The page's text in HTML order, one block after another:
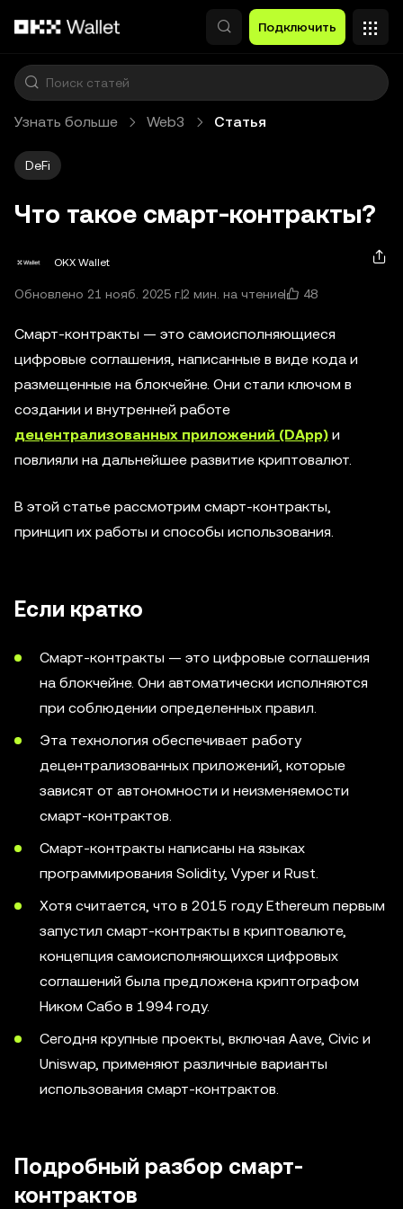
Подключить
Узнать больше Web3 Статья
DeFi
Что такое смарт-контракты?
OKX Wallet
Обновлено 21 нояб. 2025 г. 2 мин. на чтение 48
Смарт-контракты — это самоисполняющиеся
цифровые соглашения, написанные в виде кода и
размещенные на блокчейне. Они стали ключом в
создании и внутренней работе
децентрализованных приложений (DApp) и
повлияли на дальнейшее развитие криптовалют.
В этой статье рассмотрим смарт-контракты,
принцип их работы и способы использования.
Если кратко
Смарт-контракты — это цифровые соглашения
на блокчейне. Они автоматически исполняются
при соблюдении определенных правил.
Эта технология обеспечивает работу
децентрализованных приложений, которые
зависят от автономности и неизменяемости
смарт-контрактов.
Смарт-контракты написаны на языках
программирования Solidity, Vyper и Rust.
Хотя считается, что в 2015 году Ethereum первым
запустил смарт-контракты в криптовалюте,
концепция самоисполняющихся цифровых
соглашений была предложена криптографом
Ником Сабо в 1994 году.
Сегодня крупные проекты, включая Aave, Civic и
Uniswap, применяют различные варианты
использования смарт-контрактов.
Подробный разбор смарт-
контрактов